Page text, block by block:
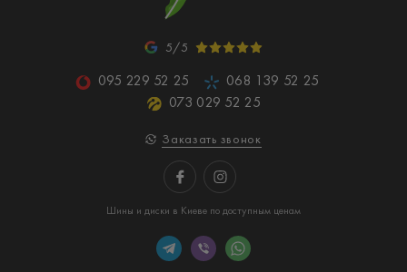
5/5
095 229 52 25
068 139 52 25
073 029 52 25
Заказать звонок
Шины и диски в Киеве по доступным ценам